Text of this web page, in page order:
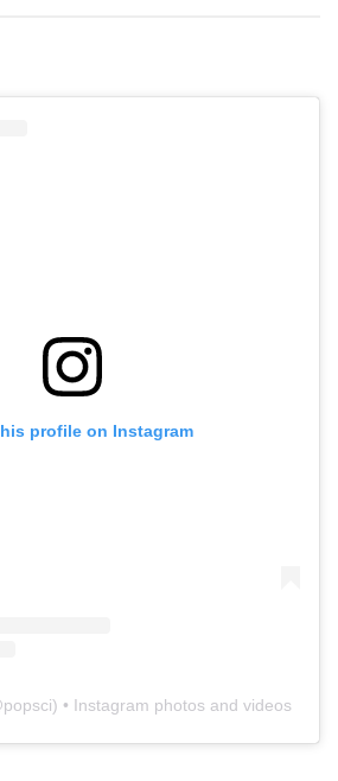
profile on Instagram
popsci) • Instagram photos and videos